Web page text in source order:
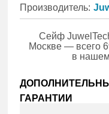
Производитель:
Сейф
Москве — всего
в нашем
ГАРАНТИИ